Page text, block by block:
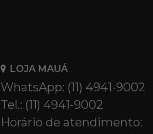
LOJA MAUÁ
WhatsApp: (11) 4941-9002
Tel.: (11) 4941-9002
Horário de atendimento: